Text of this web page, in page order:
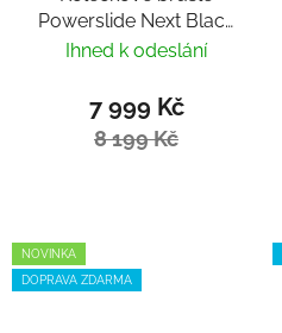
Powerslide Next Black
Pro 125 Trinity
Ihned k odeslání
7 999 Kč
8 199 Kč
NOVINKA
DOPRAVA ZDARMA